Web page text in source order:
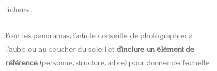
lichens .
Pour les panoramas, l’article conseille de photographier à
l’aube ou au coucher du soleil et d’inclure un élément de
référence (personne, structure, arbre) pour donner de l’échelle